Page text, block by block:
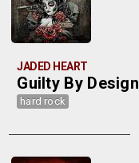
JADED HEART
Guilty By Design
hard rock